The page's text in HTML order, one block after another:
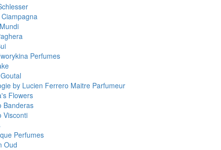
Perfumes
by Lucien Ferrero Maitre Parfumeur
Flowers
Banderas
Visconti
Perfumes
Oud